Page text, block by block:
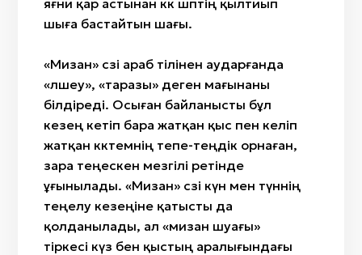
яғни қар астынан көк шөптің қылтиып
шыға бастайтын шағы.
«Мизан» сөзі араб тілінен аударғанда
«өлшеу», «таразы» деген мағынаны
білдіреді. Осыған байланысты бұл
кезең кетіп бара жатқан қыс пен келіп
жатқан көктемнің тепе-теңдік орнаған,
өзара теңескен мезгілі ретінде
ұғынылады. «Мизан» сөзі күн мен түннің
теңелу кезеңіне қатысты да
қолданылады, ал «мизан шуағы»
тіркесі күз бен қыстың аралығындағы